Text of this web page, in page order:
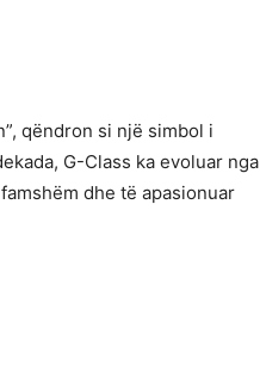
qëndron si një simbol i
G-Class ka evoluar nga
dhe të apasionuar